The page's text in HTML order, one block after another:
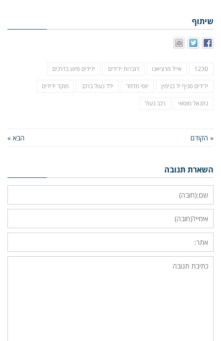
שיתוף
1230 אייל מרציאנו דוברות ידידים ידידים סיוע בדרכים
ידידים סניף יד בנימין יוסי מלמד ילד נעול ברכב מוקד ידידים
נתנאל מוסאי רכב נעול
« הקודם הבא »
השארת תגובה